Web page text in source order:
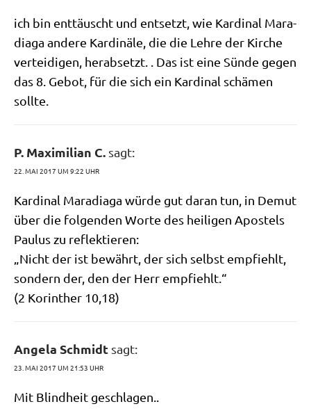
ich bin ent­täuscht und ent­setzt, wie Kar­di­nal Mara­
dia­ga ande­re Kar­di­nä­le, die die Leh­re der Kir­che
ver­tei­di­gen, her­ab­setzt. . Das ist eine Sün­de gegen
das 8. Gebot, für die sich ein Kar­di­nal schä­men
sollte.
P. Maximilian C. sagt:
22. MAI 2017 UM 9:22 UHR
Kar­di­nal Mara­dia­ga wür­de gut dar­an tun, in Demut
über die fol­gen­den Wor­te des hei­li­gen Apo­stels
Pau­lus zu reflektieren:
„Nicht der ist bewährt, der sich selbst emp­fiehlt,
son­dern der, den der Herr empfiehlt.“
(2 Korin­ther 10,18)
Angela Schmidt sagt:
23. MAI 2017 UM 21:53 UHR
Mit Blind­heit geschlagen..